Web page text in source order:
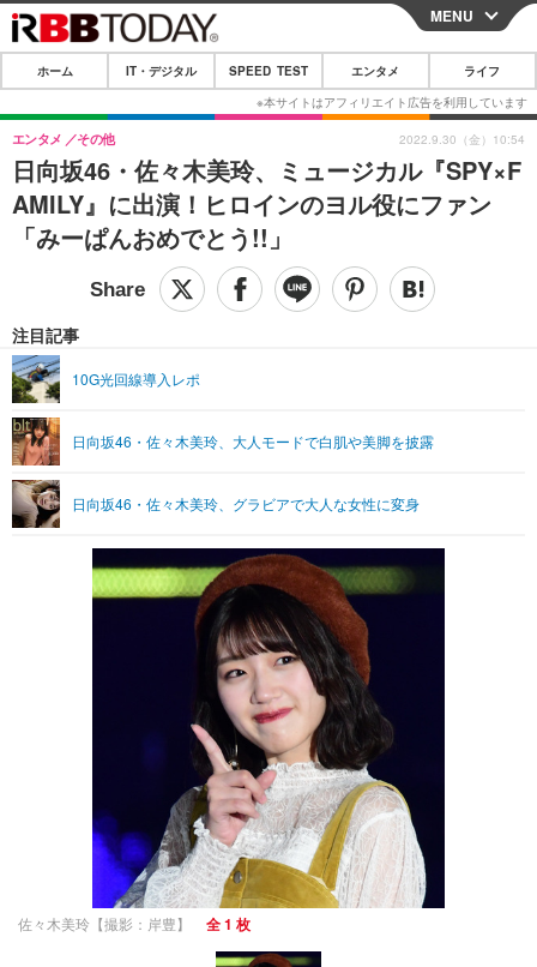
CLOSE
ホーム
IT・デジタル
IT・デジタルTOP スマートフォン
ネタ
ショッピング その他
SPEED TEST
エンタメ
エンタメTOP 映画・ドラマ
音楽
ペット
リリース一覧
プッシュ通知の停止方法
MENU
ホーム IT・デジタル SPEED TEST エンタメ ライフ
日向坂46・佐々木美玲、ミュージカル『SPY×F
AMILY』に出演！ヒロインのヨル役にファン
「みーぱんおめでとう!!」
エンタメ その他
注目記事
10G光回線導入レポ
日向坂46・佐々木美玲、大人モードで白肌や美脚を披露
日向坂46・佐々木美玲、グラビアで大人な女性に変身
2022.9.30（金）10:54
佐々木美玲【撮影：岸豊】 全 1 枚